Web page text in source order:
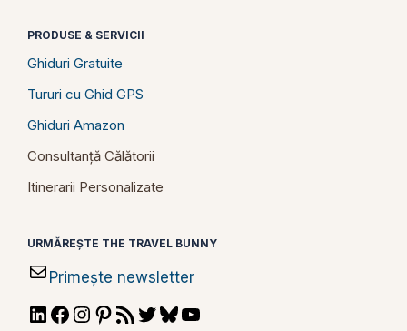
PRODUSE & SERVICII
Ghiduri Gratuite
Tururi cu Ghid GPS
Ghiduri Amazon
Consultanță Călătorii
Itinerarii Personalizate
URMĂREȘTE THE TRAVEL BUNNY
Primește newsletter
LinkedIn
Facebook
Instagram
Pinterest
RSSTwitterBluesky